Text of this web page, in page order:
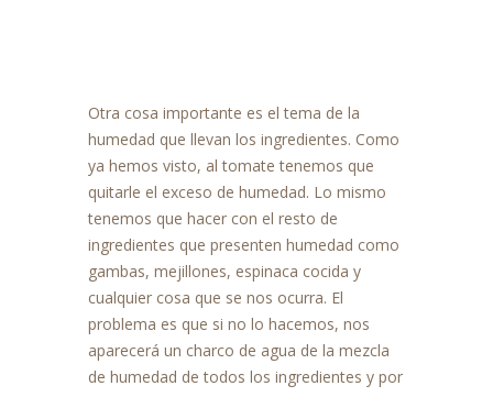
Otra cosa importante es el tema de la
humedad que llevan los ingredientes. Como
ya hemos visto, al tomate tenemos que
quitarle el exceso de humedad. Lo mismo
tenemos que hacer con el resto de
ingredientes que presenten humedad como
gambas, mejillones, espinaca cocida y
cualquier cosa que se nos ocurra. El
problema es que si no lo hacemos, nos
aparecerá un charco de agua de la mezcla
de humedad de todos los ingredientes y por